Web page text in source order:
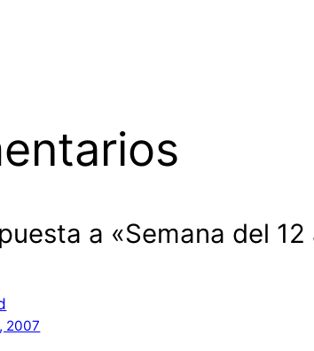
a «Semana del
2007